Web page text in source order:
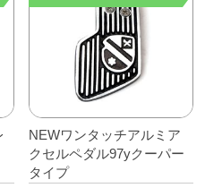
NEWワンタッチアルミア
クセルペダル97yクーパー
タイプ